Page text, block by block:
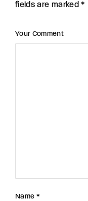
fields are marked *
Your Comment
Name *